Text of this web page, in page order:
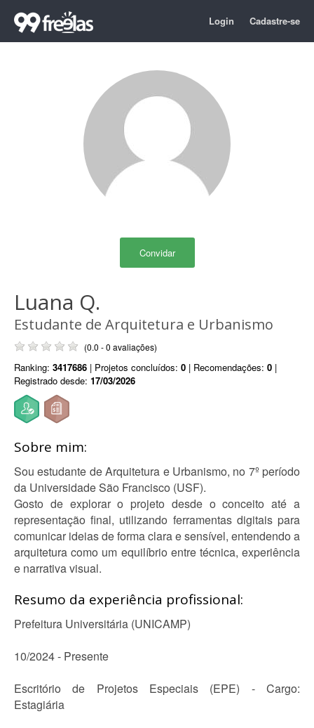
Login Cadastre-se
Convidar
Luana Q.
Estudante de Arquitetura e Urbanismo
(0.0 - 0 avaliações)
Ranking: 3417686 | Projetos concluídos: 0 | Recomendações: 0 |
Registrado desde: 17/03/2026
Sobre mim:
Sou estudante de Arquitetura e Urbanismo, no 7º período
da Universidade São Francisco (USF).
Gosto de explorar o projeto desde o conceito até a
representação final, utilizando ferramentas digitais para
comunicar ideias de forma clara e sensível, entendendo a
arquitetura como um equilíbrio entre técnica, experiência
e narrativa visual.
Resumo da experiência profissional:
Prefeitura Universitária (UNICAMP)
10/2024 - Presente
Escritório de Projetos Especiais (EPE) - Cargo:
Estagiária